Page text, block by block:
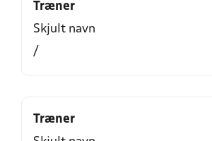
Træner
Skjult navn
/
Træner